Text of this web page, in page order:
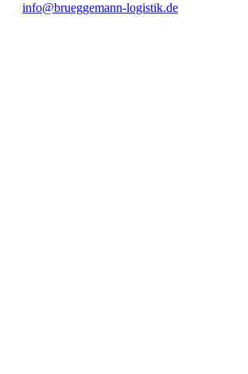
info@brueggemann-logistik.de